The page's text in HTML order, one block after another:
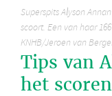
Superspits Alyson
scoort. Een van haar
KNHB/Jeroen van
Tips van
het